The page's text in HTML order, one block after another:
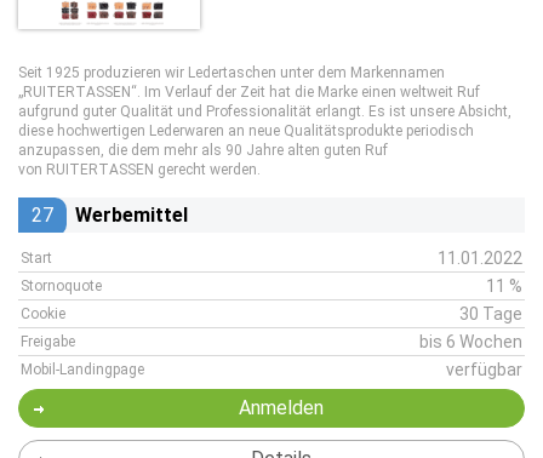
Seit 1925 produzieren wir Ledertaschen unter dem Markennamen
„RUITERTASSEN“. Im Verlauf der Zeit hat die Marke einen weltweit Ruf
aufgrund guter Qualität und Professionalität erlangt. Es ist unsere Absicht,
diese hochwertigen Lederwaren an neue Qualitätsprodukte periodisch
anzupassen, die dem mehr als 90 Jahre alten guten Ruf
von RUITERTASSEN gerecht werden.
27 Werbemittel
Start 11.01.2022
Stornoquote 11 %
Cookie 30 Tage
Freigabe bis 6 Wochen
Mobil-Landingpage verfügbar
Anmelden